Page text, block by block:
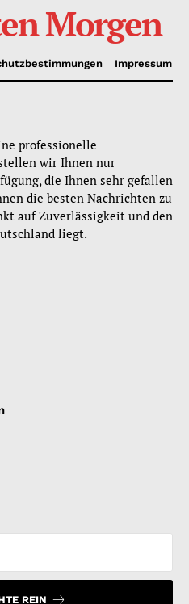
Morgen
Impressum
professionelle
wir Ihnen nur
die Ihnen sehr gefallen
die besten Nachrichten zu
auf Zuverlässigkeit und den
liegt.
REIN